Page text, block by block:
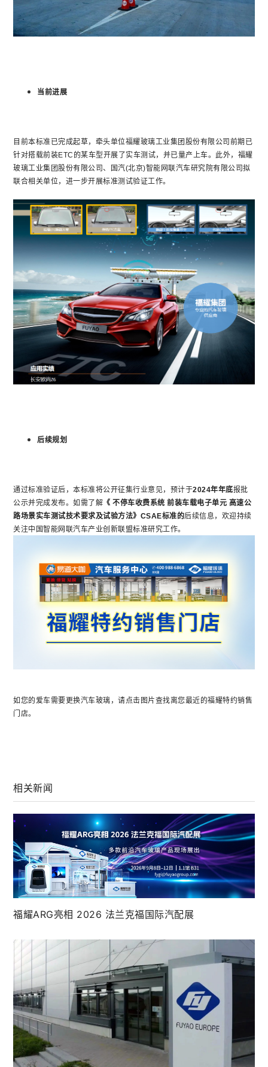
当前进展
目前本标准已完成起草，牵头单位福耀玻璃工业集团股份有限公司前期已
针对搭载前装ETC的某车型开展了实车测试，并已量产上车。此外，福耀
玻璃工业集团股份有限公司、国汽(北京)智能网联汽车研究院有限公司拟
联合相关单位，进一步开展标准测试验证工作。
后续规划
通过标准验证后，本标准将公开征集行业意见，预计于2024年年底报批
公示并完成发布。如需了解 《 不停车收费系统 前装车载电子单元 高速公
路场景实车测试技术要求及试验方法》CSAE标准的后续信息，欢迎持续
关注中国智能网联汽车产业创新联盟标准研究工作。
如您的爱车需要更换汽车玻璃，请点击图片查找离您最近的福耀特约销售
门店。
相关新闻
福耀ARG亮相 2026 法兰克福国际汽配展